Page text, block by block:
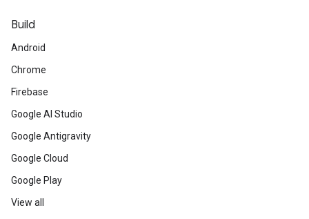
Build
Android
Chrome
Firebase
Google AI Studio
Google Antigravity
Google Cloud
Google Play
View all